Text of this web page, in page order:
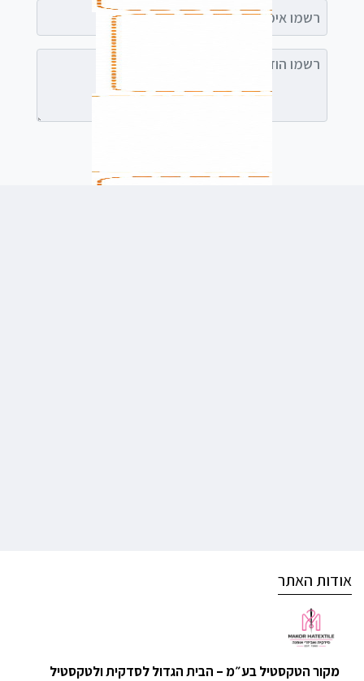
רשמו אימייל (אופציונלי)
רשמו הודעה (אופציונלי)
אודות האתר
מקור הטקסטיל בע״מ – הבית הגדול לסדקית ולטקסטיל